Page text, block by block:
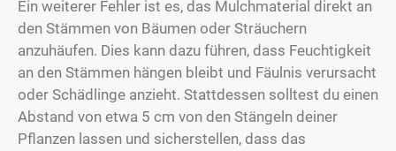
Ein weiterer Fehler ist es, das Mulchmaterial direkt an
den Stämmen von Bäumen oder Sträuchern
anzuhäufen. Dies kann dazu führen, dass Feuchtigkeit
an den Stämmen hängen bleibt und Fäulnis verursacht
oder Schädlinge anzieht. Stattdessen solltest du einen
Abstand von etwa 5 cm von den Stängeln deiner
Pflanzen lassen und sicherstellen, dass das